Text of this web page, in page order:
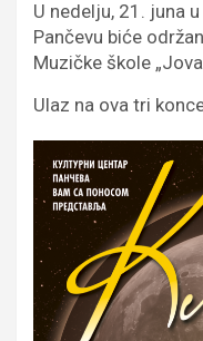
U nedelju, 21. juna
Pančevu biće
Muzičke škole
Ulaz na ova tri